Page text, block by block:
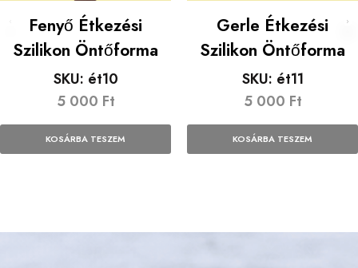
Fenyő Étkezési
Szilikon Öntőforma
SKU: ét10
5 000 Ft
KOSÁRBA TESZEM
Gerle Étkezési
Szilikon Öntőforma
SKU: ét11
5 000 Ft
KOSÁRBA TESZEM